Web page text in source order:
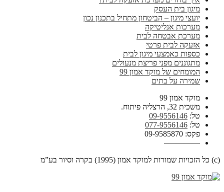
מיגון בית העסק
יועצי מיגון – הביטחון מתחיל בתכנון נכון
מערכות אנליטיקה
מערכת אבטחה לבית
אזעקה לבית פרטי
כספות כאמצעי מיגון לבית
מתגוננים מפני פריצת מנעולים
המומחים של מוקד אמון 99
שמירה על בתים
מוקד אמון 99
משכית 32, הרצליה פיתוח.
טל: 09-9556146
טל: 077-9556146
פקס: 09-9585870
————–
(c) כל הזכויות שמורות למוקד אמון (1995) בקרה וסיור בע”מ